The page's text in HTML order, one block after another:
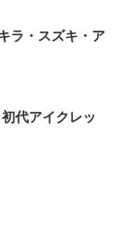
ラ・スズキ・ア
初代アイクレッ